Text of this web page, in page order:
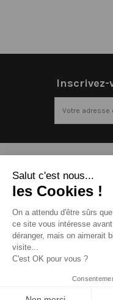
Inscrivez-
Contactez nous
Politique de confidentialité
vente -
Salut c'est nous...
les Cookies !
On a attendu d'être sûrs
ce site vous intéresse
déranger, mais on aimerait
visite...
C'est OK pour vous ?